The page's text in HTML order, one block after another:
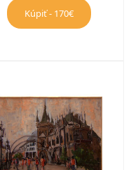
Kúpiť - 170€